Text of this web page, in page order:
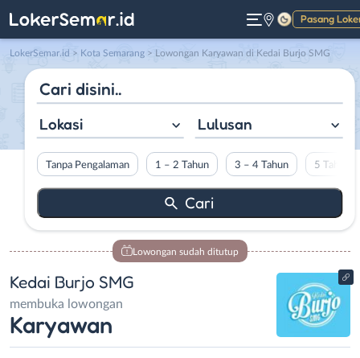
Pasang
Gelap
LokerSemar.id > Kota Semarang > Lowongan Karyawan di Kedai Burjo SMG
Lokasi Lulusan
Tanpa Pengalaman 1 – 2 Tahun 3 – 4 Tahun 5 Tahun
Lowongan sudah ditutup
Kedai Burjo SMG
membuka lowongan
Karyawan